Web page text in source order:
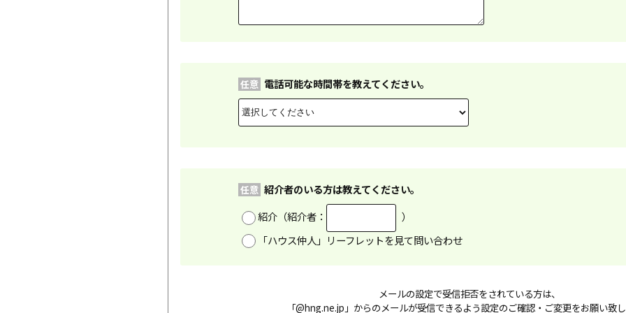
任意 電話可能な時間帯を教えてください。
任意 紹介者のいる方は教えてください。
紹介（紹介者：
）
「ハウス仲人」リーフレットを見て問い合わせ
メールの設定で受信拒否をされている方は、
「@hng.ne.jp」からのメールが受信できるよう設定のご確認・ご変更をお願い致